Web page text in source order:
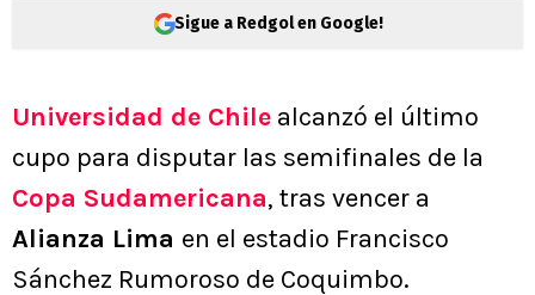
Sigue a Redgol en Google!
Universidad de Chile alcanzó el último
cupo para disputar las semifinales de la
Copa Sudamericana, tras vencer a
Alianza Lima en el estadio Francisco
Sánchez Rumoroso de Coquimbo.